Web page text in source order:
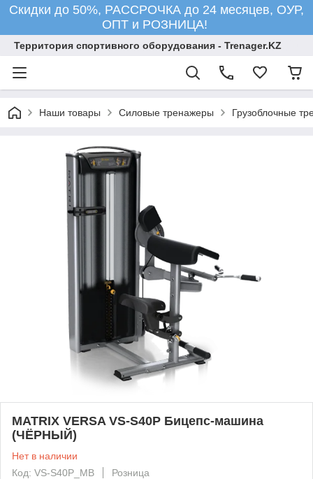
Скидки до 50%, РАССРОЧКА до 24 месяцев, ОУР,
ОПТ и РОЗНИЦА!
Территория спортивного оборудования - Trenager.KZ
Наши товары Силовые тренажеры Грузоблочные
MATRIX VERSA VS-S40P Бицепс-машина
(ЧЁРНЫЙ)
Нет в наличии
Код: VS-S40P_MB
Розница